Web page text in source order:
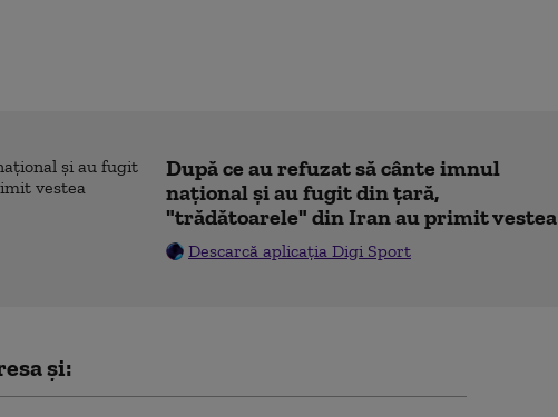
După ce au refuzat să cânte imnul
naţional şi au fugit din ţară,
"trădătoarele" din Iran au primit vestea
Descarcă aplicația Digi Sport
și: